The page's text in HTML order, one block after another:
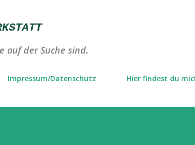
auf der Suche sind.
Impressum/Datenschutz Hier findest du